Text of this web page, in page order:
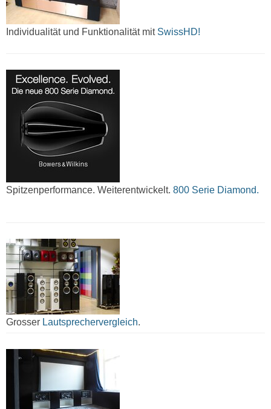
Individualität und Funktionalität mitSwissHD!
Spitzenperformance. Weiterentwickelt. 800 Serie Diamond.
Grosser Lautsprechervergleich.